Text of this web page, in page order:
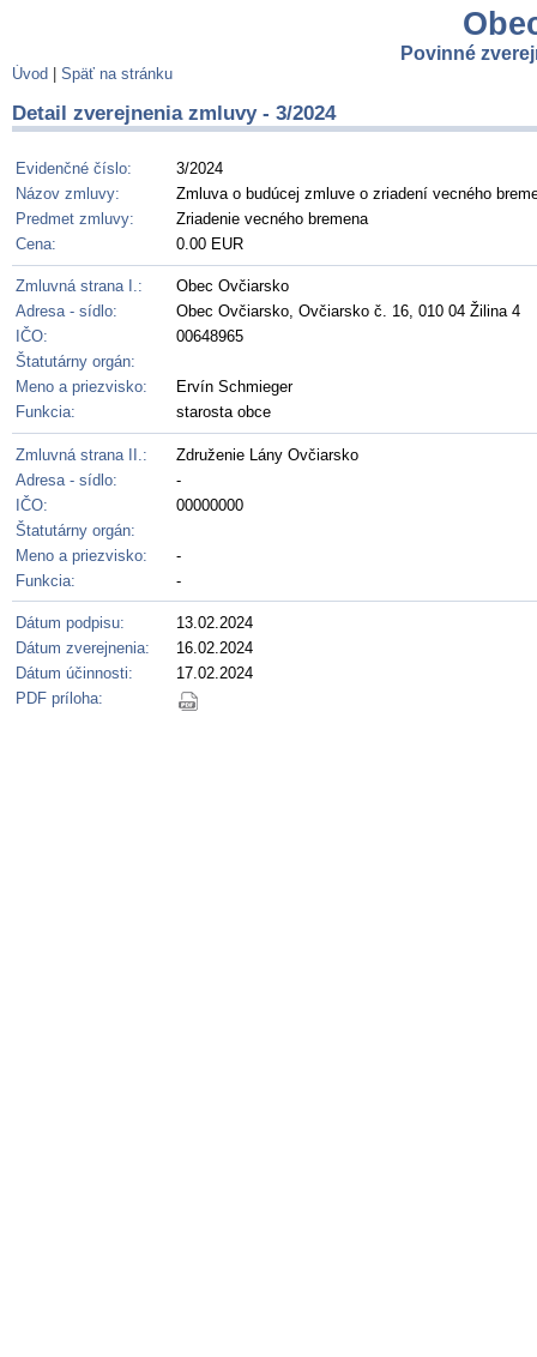
Povinné
Úvod Späť na stránku
Detail zverejnenia zmluvy - 3/2024
Evidenčné číslo:
3/2024
Názov zmluvy:
Zmluva o budúcej zmluve o zriadení vecného
Predmet zmluvy:
Zriadenie vecného bremena
Cena:
0.00 EUR
Zmluvná strana I.:
Obec Ovčiarsko
Adresa - sídlo:
Obec Ovčiarsko, Ovčiarsko č. 16, 010 04 Žilina 4
IČO:
00648965
Štatutárny orgán:
Meno a priezvisko:
Ervín Schmieger
Funkcia:
starosta obce
Zmluvná strana II.:
Združenie Lány Ovčiarsko
Adresa - sídlo:
-
IČO:
00000000
Štatutárny orgán:
Meno a priezvisko:
-
Funkcia:
-
Dátum podpisu:
13.02.2024
Dátum zverejnenia:
16.02.2024
Dátum účinnosti:
17.02.2024
PDF príloha: